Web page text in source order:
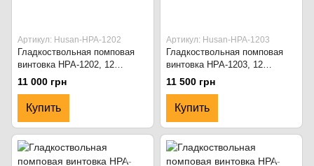
Артикул: Husan-HPA-1202
Гладкоствольная помповая
винтовка HPA-1202, 12
калибра, ствол 50 см. Чёрный
11 000 грн
Купить
Артикул: Husan-HPA-1203
Гладкоствольная помповая
винтовка HPA-1203, 12
калибра, ствол 50 см. Чёрный
11 500 грн
Купить